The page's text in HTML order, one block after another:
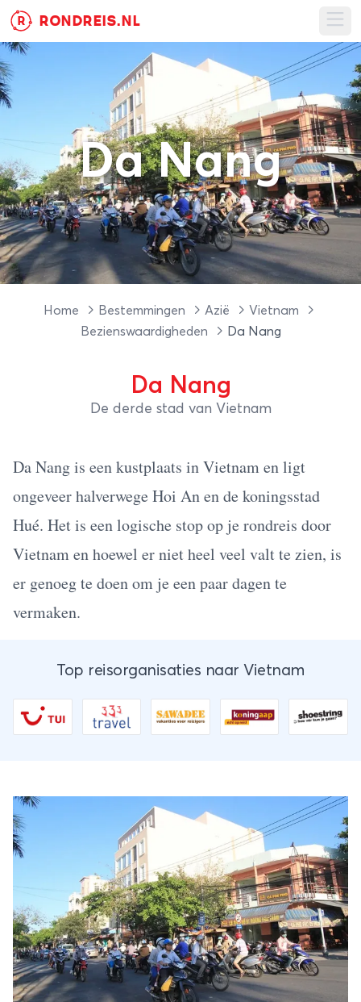
R RONDREIS.NL
Da Nang
Home Bestemmingen Azië
Vietnam
Bezienswaardigheden
Da Nang
Da Nang
De derde stad van Vietnam
Da Nang is een kustplaats in Vietnam en ligt
ongeveer halverwege Hoi An en de koningsstad
Hué. Het is een logische stop op je rondreis door
Vietnam en hoewel er niet heel veel valt te zien, is
er genoeg te doen om je een paar dagen te
vermaken.
Top reisorganisaties naar Vietnam